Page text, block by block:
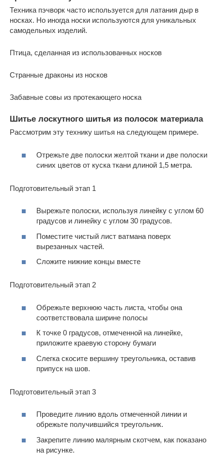
Техника пэчворк часто используется для латания дыр в
носках. Но иногда носки используются для уникальных
самодельных изделий.
Птица, сделанная из использованных носков
Странные драконы из носков
Забавные совы из протекающего носка
Шитье лоскутного шитья из полосок материала
Рассмотрим эту технику шитья на следующем примере.
Отрежьте две полоски желтой ткани и две полоски
синих цветов от куска ткани длиной 1,5 метра.
Подготовительный этап 1
Вырежьте полоски, используя линейку с углом 60
градусов и линейку с углом 30 градусов.
Поместите чистый лист ватмана поверх
вырезанных частей.
Сложите нижние концы вместе
Подготовительный этап 2
Обрежьте верхнюю часть листа, чтобы она
соответствовала ширине полосы
К точке 0 градусов, отмеченной на линейке,
приложите краевую сторону бумаги
Слегка скосите вершину треугольника, оставив
припуск на шов.
Подготовительный этап 3
Проведите линию вдоль отмеченной линии и
обрежьте получившийся треугольник.
Закрепите линию малярным скотчем, как показано
на рисунке.